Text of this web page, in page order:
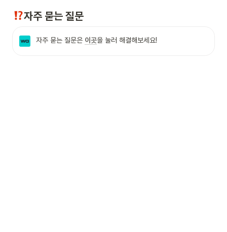
자주 묻는 질문
자주 묻는 질문은 이곳을 눌러 해결해보세요!